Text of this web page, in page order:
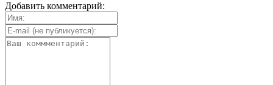
Добавить комментарий: